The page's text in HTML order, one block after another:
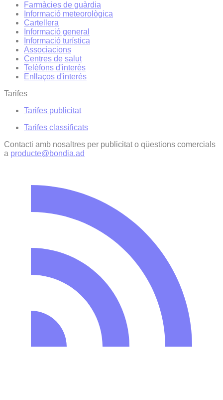
Farmàcies de guàrdia
Informació meteorològica
Cartellera
Informació general
Informació turística
Associacions
Centres de salut
Telèfons d'interès
Enllaços d'interés
Tarifes
Tarifes publicitat
Tarifes classificats
Contacti amb nosaltres per publicitat o qüestions comercials
a producte@bondia.ad